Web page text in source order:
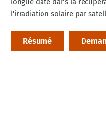
longue date dans la
l'irradiation solaire par
Résumé